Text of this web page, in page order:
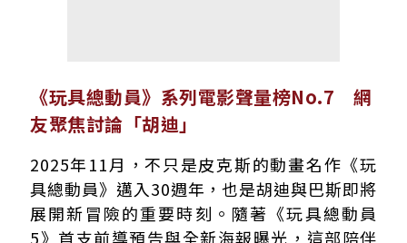
《玩具總動員》系列電影聲量榜No.7 網
友聚焦討論「胡迪」
2025年11月，不只是皮克斯的動畫名作《玩
具總動員》邁入30週年，也是胡迪與巴斯即將
展開新冒險的重要時刻。隨著《玩具總動員
5》首支前導預告與全新海報曝光，這部陪伴